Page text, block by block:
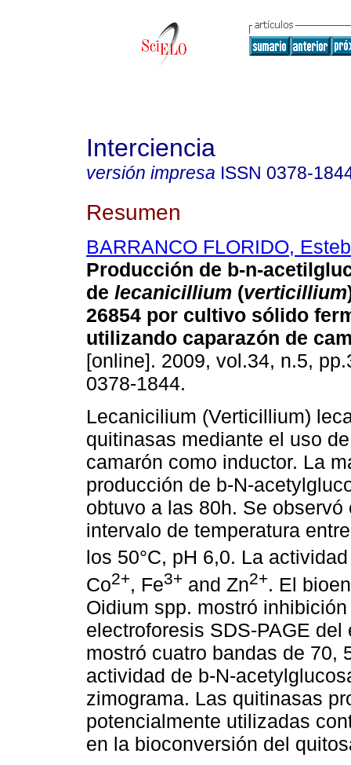
Interciencia
versión impresa ISSN 0378-
Resumen
BARRANCO FLORIDO,
Producción de b-n-
de lecanicillium (verticillium
26854 por cultivo sólido
utilizando caparazón de
[online]. 2009, vol.34, n.5,
0378-1844.
Lecanicilium (Verticillium)
quitinasas mediante el uso
camarón como inductor. La
producción de b-N-
obtuvo a las 80h. Se
intervalo de temperatura
los 50°C, pH 6,0. La
Co2+, Fe3+ and Zn2+. El
Oidium spp. mostró
electroforesis SDS-PAGE
mostró cuatro bandas de 70,
actividad de b-N-
zimograma. Las quitinasas
potencialmente utilizadas
en la bioconversión del